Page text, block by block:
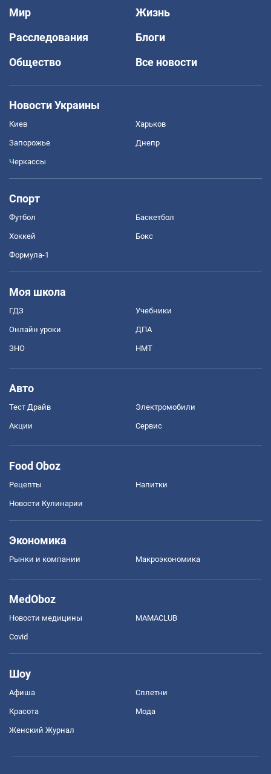
Мир
Жизнь
Расследования
Блоги
Общество
Все новости
Новости Украины
Киев Харьков
Запорожье Днепр
Черкассы
Спорт
Футбол Баскетбол
Хоккей Бокс
Формула-1
Моя школа
ГДЗ Учебники
Онлайн уроки ДПА
ЗНО НМТ
Авто
Тест Драйв Электромобили
Акции Сервис
Food Oboz
Рецепты Напитки
Новости Кулинарии
Экономика
Рынки и компании Mакроэкономика
MedOboz
Новости медицины MAMACLUB
Covid
Шоу
Афиша Сплетни
Красота Мода
Женский Журнал